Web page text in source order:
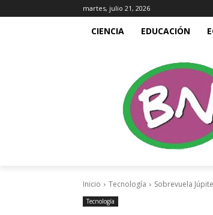
martes, julio 21, 2026
CIENCIA EDUCACIÓN
Inicio Tecnología Sobrevuela
Tecnología